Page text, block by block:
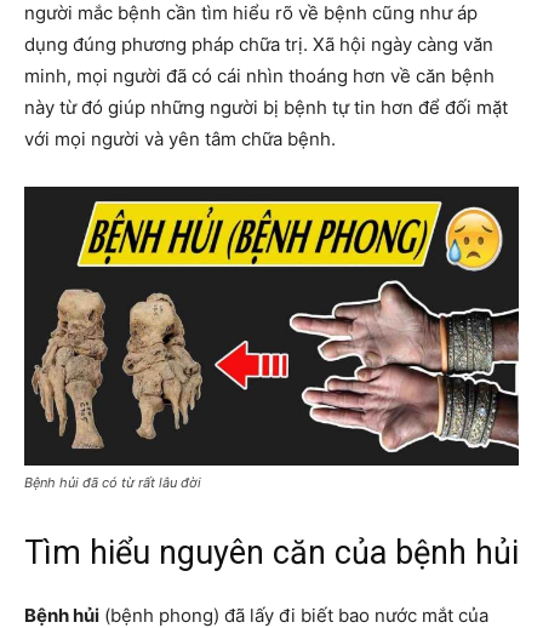
người mắc bệnh cần tìm hiểu rõ về bệnh cũng như áp
dụng đúng phương pháp chữa trị. Xã hội ngày càng văn
minh, mọi người đã có cái nhìn thoáng hơn về căn bệnh
này từ đó giúp những người bị bệnh tự tin hơn để đối mặt
với mọi người và yên tâm chữa bệnh.
Bệnh hủi đã có từ rất lâu đời
Tìm hiểu nguyên căn của bệnh hủi
Bệnh hủi (bệnh phong) đã lấy đi biết bao nước mắt của